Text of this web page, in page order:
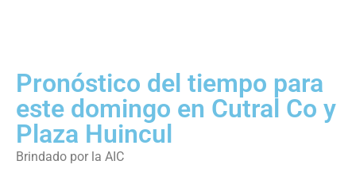
Pronóstico del tiempo para
este domingo en Cutral Co y
Plaza Huincul
Brindado por la AIC